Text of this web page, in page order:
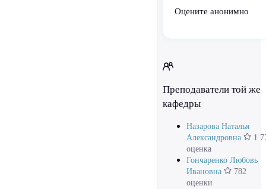
Оцените анонимно
Преподаватели той же
кафедры
Назарова Наталья
Александровна
1
оценка
Гончаренко Любовь
Ивановна
782
оценки